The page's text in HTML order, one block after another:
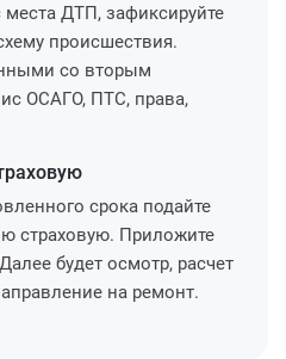
ДТП, зафиксируйте
происшествия.
со вторым
ОСАГО, ПТС, права,
срока подайте
страховую. Приложите
будет осмотр, расчет
на ремонт.